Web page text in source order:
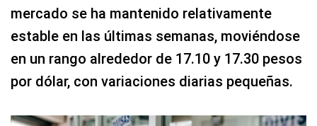
mercado se ha mantenido relativamente
estable en las últimas semanas, moviéndose
en un rango alrededor de 17.10 y 17.30 pesos
por dólar, con variaciones diarias pequeñas.